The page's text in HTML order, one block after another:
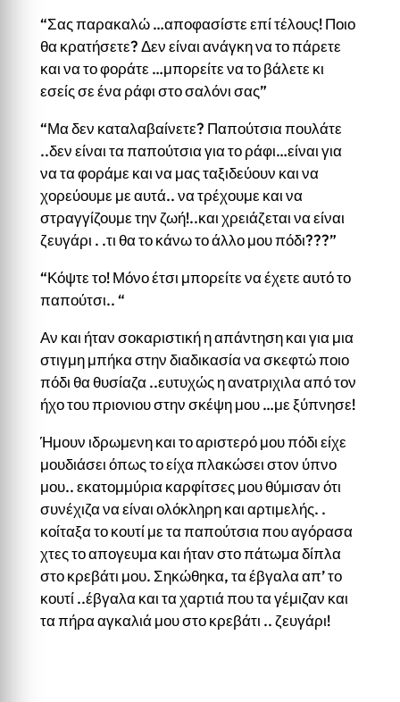
“Σας παρακαλώ …αποφασίστε επί τέλους! Ποιο
θα κρατήσετε? Δεν είναι ανάγκη να το πάρετε
και να το φοράτε …μπορείτε να το βάλετε κι
εσείς σε ένα ράφι στο σαλόνι σας”
“Μα δεν καταλαβαίνετε? Παπούτσια πουλάτε
..δεν είναι τα παπούτσια για το ράφι…είναι για
να τα φοράμε και να μας ταξιδεύουν και να
χορεύουμε με αυτά.. να τρέχουμε και να
στραγγίζουμε την ζωή!..και χρειάζεται να είναι
ζευγάρι . .τι θα το κάνω το άλλο μου πόδι???”
“Κόψτε το! Μόνο έτσι μπορείτε να έχετε αυτό το
παπούτσι.. “
Αν και ήταν σοκαριστική η απάντηση και για μια
στιγμη μπήκα στην διαδικασία να σκεφτώ ποιο
πόδι θα θυσίαζα ..ευτυχώς η ανατριχιλα από τον
ήχο του πριονιου στην σκέψη μου …με ξύπνησε!
Ήμουν ιδρωμενη και το αριστερό μου πόδι είχε
μουδιάσει όπως το είχα πλακώσει στον ύπνο
μου.. εκατομμύρια καρφίτσες μου θύμισαν ότι
συνέχιζα να είναι ολόκληρη και αρτιμελής. .
κοίταξα το κουτί με τα παπούτσια που αγόρασα
χτες το απογευμα και ήταν στο πάτωμα δίπλα
στο κρεβάτι μου. Σηκώθηκα, τα έβγαλα απ’ το
κουτί ..έβγαλα και τα χαρτιά που τα γέμιζαν και
τα πήρα αγκαλιά μου στο κρεβάτι .. ζευγάρι!